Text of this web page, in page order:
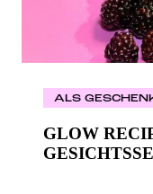
ALS
GLOW